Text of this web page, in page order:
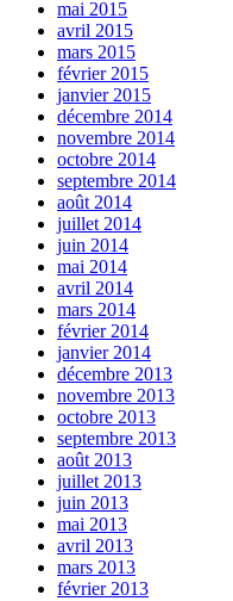
mai 2015
avril 2015
mars 2015
février 2015
janvier 2015
décembre 2014
novembre 2014
octobre 2014
septembre 2014
août 2014
juillet 2014
juin 2014
mai 2014
avril 2014
mars 2014
février 2014
janvier 2014
décembre 2013
novembre 2013
octobre 2013
septembre 2013
août 2013
juillet 2013
juin 2013
mai 2013
avril 2013
mars 2013
février 2013